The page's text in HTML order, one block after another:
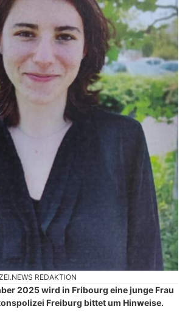
REDAKTION
2025 wird in Fribourg eine junge Frau
Freiburg bittet um Hinweise.